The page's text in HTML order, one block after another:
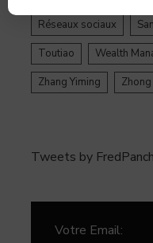
Réseaux sociaux
Toutiao
Wealth
Zhang Yiming
Tweets by
Votre Email: